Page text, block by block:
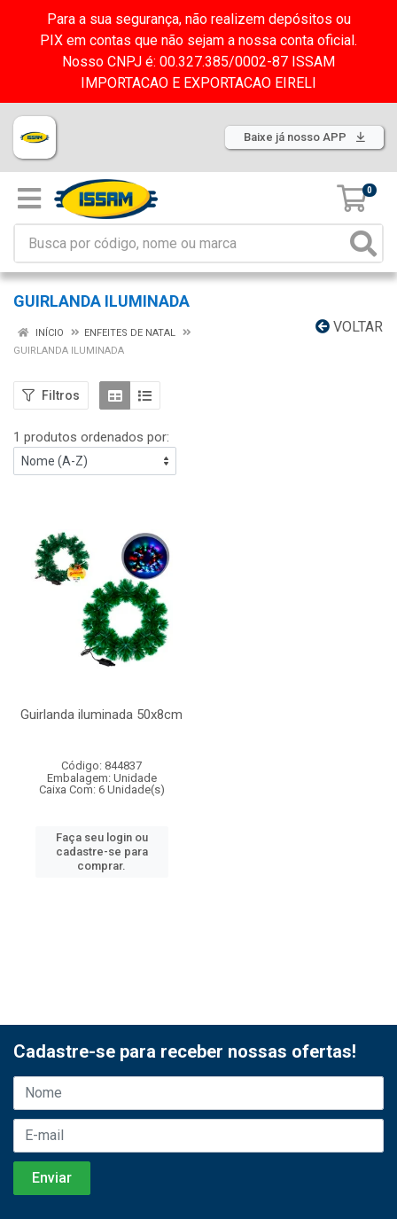
Para a sua segurança, não realizem depósitos ou
PIX em contas que não sejam a nossa conta oficial.
Nosso CNPJ é: 00.327.385/0002-87 ISSAM
IMPORTACAO E EXPORTACAO EIRELI
Baixe já nosso APP
0
GUIRLANDA ILUMINADA
VOLTAR
INÍCIO
ENFEITES DE NATAL
GUIRLANDA ILUMINADA
Filtros
1 produtos ordenados por:
Guirlanda iluminada 50x8cm
Código: 844837
Embalagem: Unidade
Caixa Com: 6 Unidade(s)
Faça seu login ou
cadastre-se para
comprar.
Cadastre-se para receber nossas ofertas!